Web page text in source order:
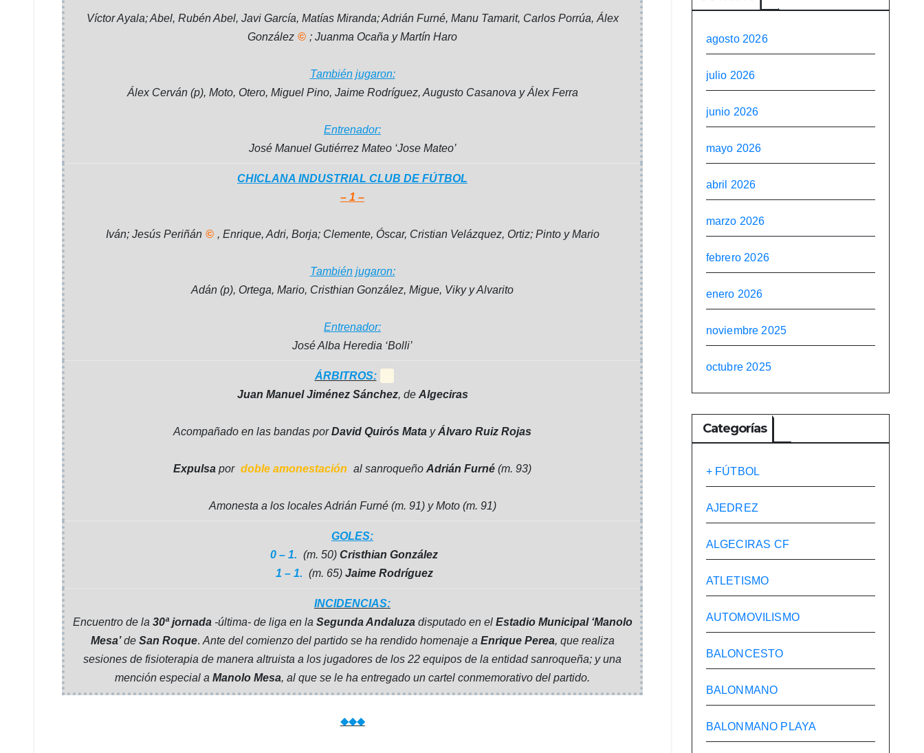
Víctor Ayala; Abel, Rubén Abel, Javi García, Matías Miranda; Adrián Furné, Manu Tamarit, Carlos Porrúa, Álex
González © ; Juanma Ocaña y Martín Haro
También jugaron:
Álex Cerván (p), Moto, Otero, Miguel Pino, Jaime Rodríguez, Augusto Casanova y Álex Ferra
Entrenador:
José Manuel Gutiérrez Mateo ‘Jose Mateo’
CHICLANA INDUSTRIAL CLUB DE FÚTBOL
– 1 –
Iván; Jesús Periñán © , Enrique, Adri, Borja; Clemente, Óscar, Cristian Velázquez, Ortiz; Pinto y Mario
También jugaron:
Adán (p), Ortega, Mario, Cristhian González, Migue, Viky y Alvarito
Entrenador:
José Alba Heredia ‘Bolli’
ÁRBITROS:
Juan Manuel Jiménez Sánchez, de Algeciras
Acompañado en las bandas porDavid Quirós Mata yÁlvaro Ruiz Rojas
Expulsa por doble amonestación al sanroqueño Adrián Furné (m. 93)
Amonesta a los locales Adrián Furné (m. 91) y Moto (m. 91)
GOLES:
0 – 1. (m. 50) Cristhian González
1 – 1. (m. 65) Jaime Rodríguez
INCIDENCIAS:
Encuentro de la 30ª jornada-última- de liga en la Segunda Andaluzadisputado en el Estadio Municipal ‘Manolo
Mesa’de San Roque. Ante del comienzo del partido se ha rendido homenaje a Enrique Perea, que realiza
sesiones de fisioterapia de manera altruista a los jugadores de los 22 equipos de la entidad sanroqueña; y una
mención especial a Manolo Mesa, al que se le ha entregado un cartel conmemorativo del partido.
◆◆◆
agosto 2026
julio 2026
junio 2026
mayo 2026
abril 2026
marzo 2026
febrero 2026
enero 2026
noviembre 2025
octubre 2025
Categorías
+ FÚTBOL
AJEDREZ
ALGECIRAS CF
ATLETISMO
AUTOMOVILISMO
BALONCESTO
BALONMANO
BALONMANO PLAYA